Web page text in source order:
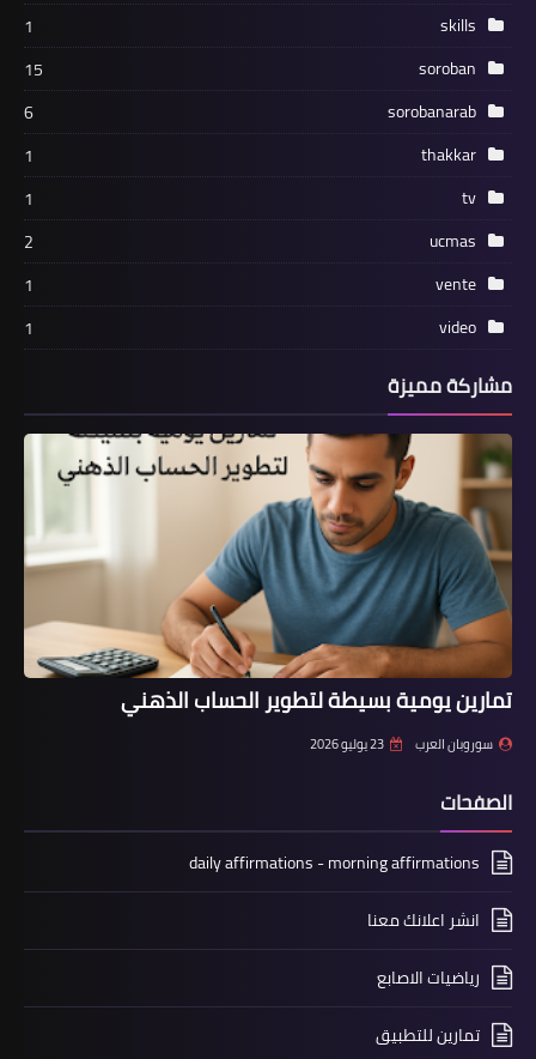
skills
1
soroban
15
sorobanarab
6
thakkar
1
tv
1
ucmas
2
vente
1
video
1
مشاركة مميزة
تمارين يومية بسيطة لتطوير الحساب الذهني
سوروبان العرب 23 يوليو 2026
الصفحات
daily affirmations - morning affirmations
انشر اعلانك معنا
رياضيات الاصابع
تمارين للتطبيق